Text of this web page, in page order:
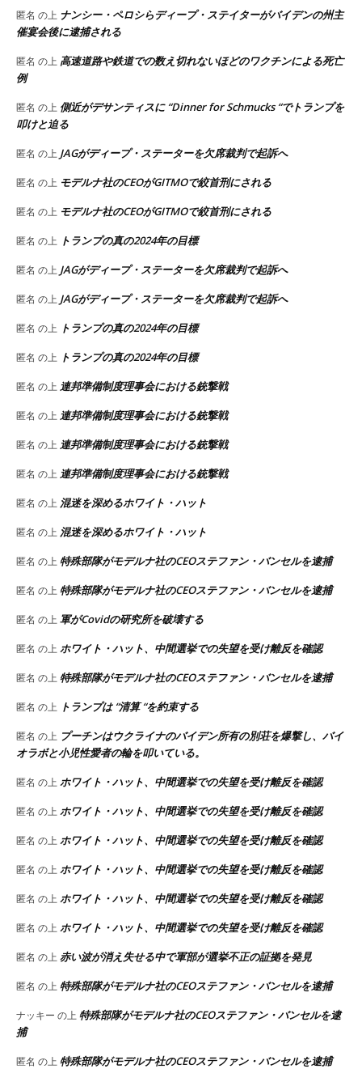
匿名 の上 ナンシー・ペロシらディープ・ステイターがバイデンの州主
催宴会後に逮捕される
匿名 の上 高速道路や鉄道での数え切れないほどのワクチンによる死亡
例
匿名 の上 側近がデサンティスに “Dinner for Schmucks “でトランプを
叩けと迫る
匿名 の上 JAGがディープ・ステーターを欠席裁判で起訴へ
匿名 の上 モデルナ社のCEOがGITMOで絞首刑にされる
匿名 の上 モデルナ社のCEOがGITMOで絞首刑にされる
匿名 の上 トランプの真の2024年の目標
匿名 の上 JAGがディープ・ステーターを欠席裁判で起訴へ
匿名 の上 JAGがディープ・ステーターを欠席裁判で起訴へ
匿名 の上 トランプの真の2024年の目標
匿名 の上 トランプの真の2024年の目標
匿名 の上 連邦準備制度理事会における銃撃戦
匿名 の上 連邦準備制度理事会における銃撃戦
匿名 の上 連邦準備制度理事会における銃撃戦
匿名 の上 連邦準備制度理事会における銃撃戦
匿名 の上 混迷を深めるホワイト・ハット
匿名 の上 混迷を深めるホワイト・ハット
匿名 の上 特殊部隊がモデルナ社のCEOステファン・バンセルを逮捕
匿名 の上 特殊部隊がモデルナ社のCEOステファン・バンセルを逮捕
匿名 の上 軍がCovidの研究所を破壊する
匿名 の上 ホワイト・ハット、中間選挙での失望を受け離反を確認
匿名 の上 特殊部隊がモデルナ社のCEOステファン・バンセルを逮捕
匿名 の上 トランプは “清算 “を約束する
匿名 の上 プーチンはウクライナのバイデン所有の別荘を爆撃し、バイ
オラボと小児性愛者の輪を叩いている。
匿名 の上 ホワイト・ハット、中間選挙での失望を受け離反を確認
匿名 の上 ホワイト・ハット、中間選挙での失望を受け離反を確認
匿名 の上 ホワイト・ハット、中間選挙での失望を受け離反を確認
匿名 の上 ホワイト・ハット、中間選挙での失望を受け離反を確認
匿名 の上 ホワイト・ハット、中間選挙での失望を受け離反を確認
匿名 の上 ホワイト・ハット、中間選挙での失望を受け離反を確認
匿名 の上 赤い波が消え失せる中で軍部が選挙不正の証拠を発見
匿名 の上 特殊部隊がモデルナ社のCEOステファン・バンセルを逮捕
ナッキー の上 特殊部隊がモデルナ社のCEOステファン・バンセルを逮
捕
匿名 の上 特殊部隊がモデルナ社のCEOステファン・バンセルを逮捕